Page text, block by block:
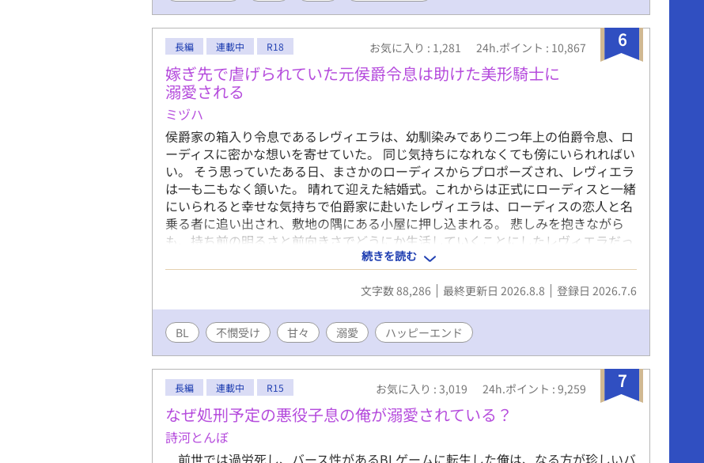
6
長編 連載中 R18 お気に入り : 1,281 24h.ポイント : 10,867
嫁ぎ先で虐げられていた元侯爵令息は助けた美形騎士に
溺愛される
ミヅハ
侯爵家の箱入り令息であるレヴィエラは、幼馴染みであり二つ年上の伯爵令息、ロ
ーディスに密かな想いを寄せていた。 同じ気持ちになれなくても傍にいられればい
い。 そう思っていたある日、まさかのローディスからプロポーズされ、レヴィエラ
は一も二もなく頷いた。 晴れて迎えた結婚式。これからは正式にローディスと一緒
にいられると幸せな気持ちで伯爵家に赴いたレヴィエラは、ローディスの恋人と名
乗る者に追い出され、敷地の隅にある小屋に押し込まれる。 悲しみを抱きながら
も、持ち前の明るさと前向きさでどうにか生活していくことにしたレヴィエラだっ
たが、ある日小屋の裏で怪我をした騎士を見つけ介抱することに。 手探りではあり
つつも、自分に出来る精一杯で手当てをし、ただただ元気になって欲しいと寝る間
も惜しんで看病をした。 それが自分の運命を大きく変えることになるとも知らず
―――。 怪我を負った美形騎士（攻）×頑張り屋の箱入り令息（受） ※印は性的
描写あり
続きを読む
文字数 88,286 最終更新日 2026.8.8 登録日 2026.7.6
BL 不憫受け 甘々 溺愛 ハッピーエンド
7
長編 連載中 R15 お気に入り : 3,019 24h.ポイント : 9,259
なぜ処刑予定の悪役子息の俺が溺愛されている？
詩河とんぼ
前世では過労死し、バース性があるBLゲームに転生した俺は、なる方が珍しいバ